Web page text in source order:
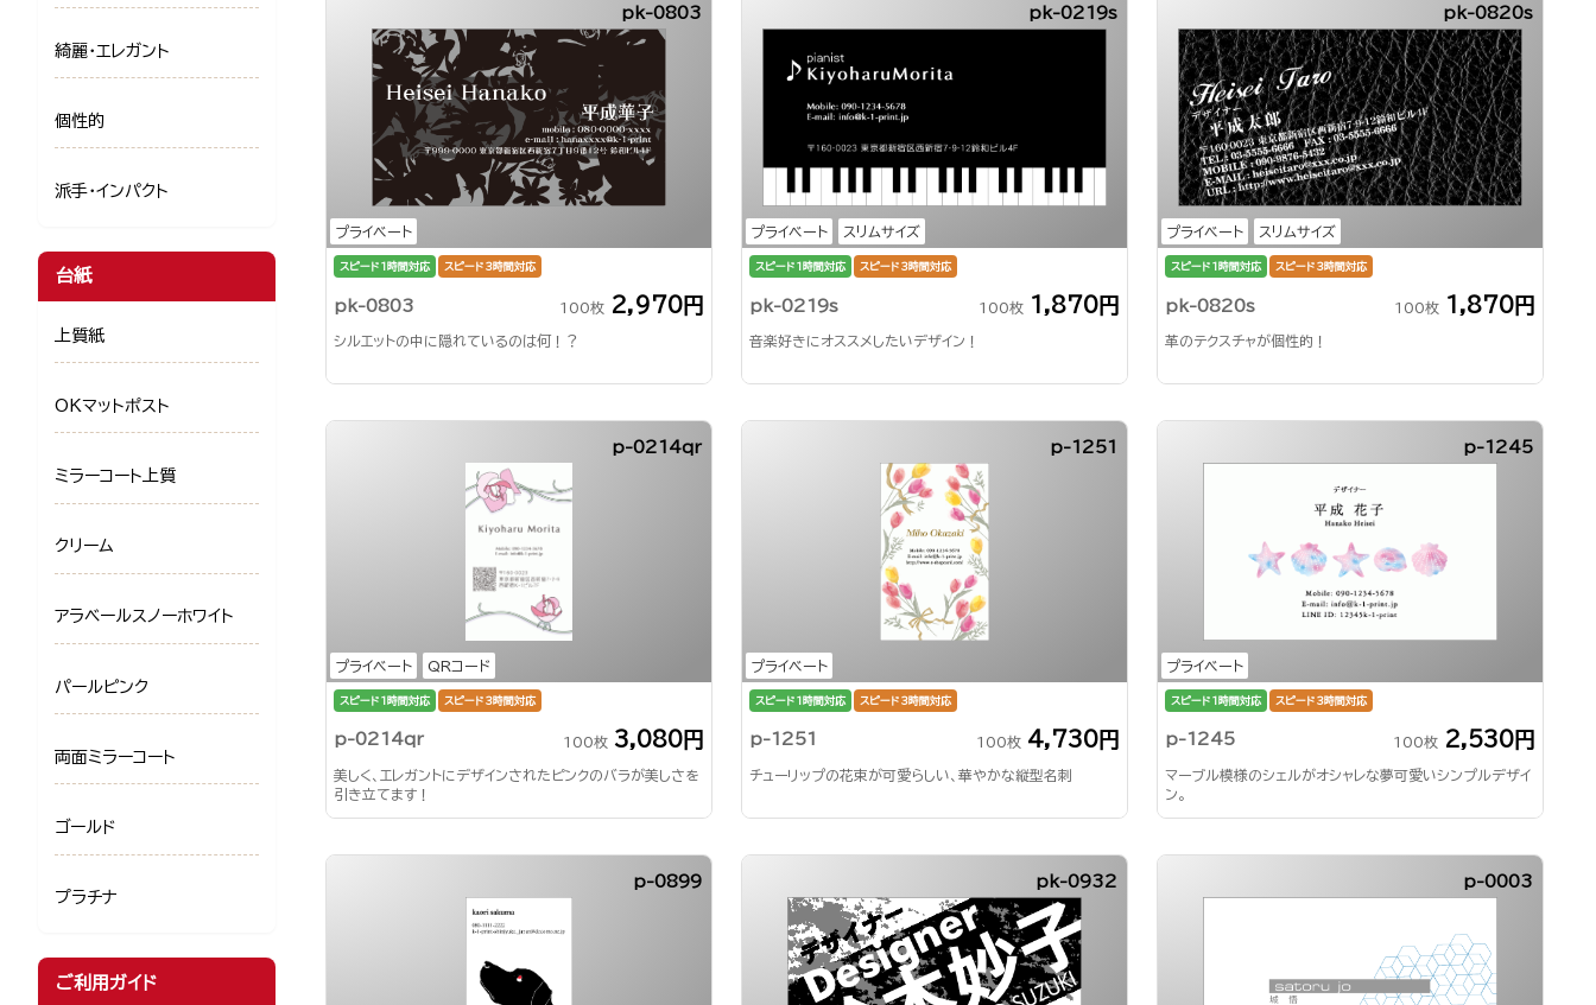
プライベート
pk-0803
スピード1時間対応 スピード3時間対応
pk-0803 100枚 2,970円
シルエットの中に隠れているのは何！？
プライベート スリムサイズ
pk-0219s
スピード1時間対応 スピード3時間対応
pk-0219s 100枚 1,870円
音楽好きにオススメしたいデザイン！
プライベート スリムサイズ
pk-0820s
スピード1時間対応 スピード3時間対応
pk-0820s 100枚 1,870円
革のテクスチャが個性的！
プライベート QRコード
p-0214qr
スピード1時間対応 スピード3時間対応
p-0214qr 100枚 3,080円
美しく、エレガントにデザインされたピンクのバラが美しさを
引き立てます！
プライベート
p-1251
スピード1時間対応 スピード3時間対応
p-1251 100枚 4,730円
チューリップの花束が可愛らしい、華やかな縦型名刺
プライベート
p-1245
スピード1時間対応 スピード3時間対応
p-1245 100枚 2,530円
マーブル模様のシェルがオシャレな夢可愛いシンプルデザイ
ン。
p-0899 pk-0932 p-0003
綺麗・エレガント
個性的
派手・インパクト
台紙
上質紙
OKマットポスト
ミラーコート上質
クリーム
アラベールスノーホワイト
パールピンク
両面ミラーコート
ゴールド
プラチナ
ご利用ガイド